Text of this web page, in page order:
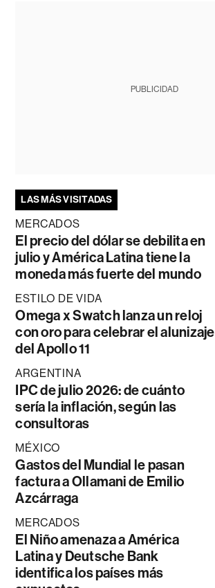
PUBLICIDAD
LAS MÁS VISITADAS
MERCADOS
El precio del dólar se debilita en
julio y América Latina tiene la
moneda más fuerte del mundo
ESTILO DE VIDA
Omega x Swatch lanza un reloj
con oro para celebrar el alunizaje
del Apollo 11
ARGENTINA
IPC de julio 2026: de cuánto
sería la inflación, según las
consultoras
MÉXICO
Gastos del Mundial le pasan
factura a Ollamani de Emilio
Azcárraga
MERCADOS
El Niño amenaza a América
Latina y Deutsche Bank
identifica los países más